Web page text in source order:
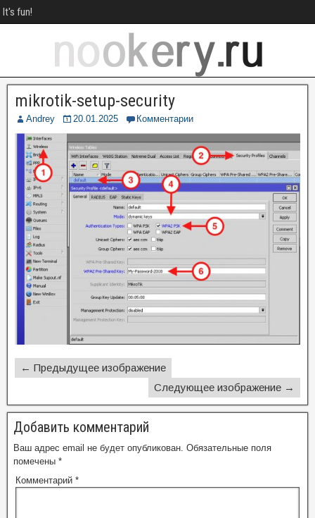
It's fun!
mikrotik-setup-security
Andrey 20.01.2025 Комментарии
← Предыдущее изображение
Следующее изображение →
Добавить комментарий
Ваш адрес email не будет опубликован. Обязательные поля
помечены *
Комментарий *